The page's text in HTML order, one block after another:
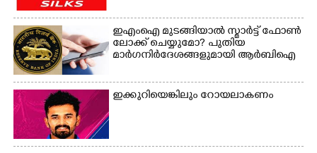
ഇഎംഐ മുടങ്ങിയാൽ സ്മാർട്ട് ഫോൺ
ലോക്ക് ചെയ്യുമോ? പുതിയ
മാർഗനിർദേശങ്ങളുമായി ആർബിഐ
ഇക്കുറിയെങ്കിലും റോയലാകണം